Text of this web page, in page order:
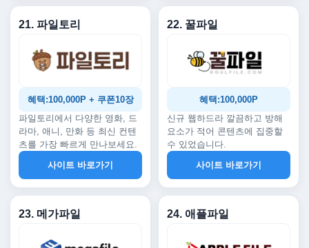
21. 파일토리
혜택:100,000P + 쿠폰10장
파일토리에서 다양한 영화, 드
라마, 애니, 만화 등 최신 컨텐
츠를 가장 빠르게 만나보세요.
사이트 바로가기
22. 꿀파일
혜택:100,000P
신규 웹하드라 깔끔하고 방해
요소가 적어 콘텐츠에 집중할
수 있었습니다.
사이트 바로가기
23. 메가파일 24. 애플파일